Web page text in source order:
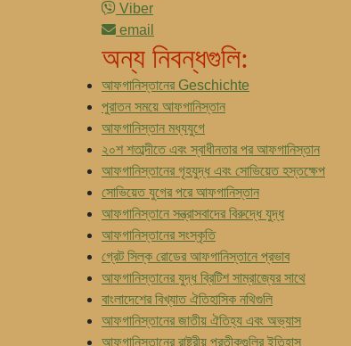
Viber
email
অন্য নিবন্ধগুলি:
আফগানিস্তানের Geschichte
পুরাতন সময়ে আফগানিস্তান
আফগানিস্তান মধ্যযুগে
২০শ শতাব্দীতে এবং স্বাধীনতার পর আফগানিস্তান
আফগানিস্তানের গৃহযুদ্ধ এবং সোভিয়েত হস্তক্ষেপ
সোভিয়েত যুগের পরে আফগানিস্তান
আফগানিস্তানে সন্ত্রাসবাদের বিরুদ্ধে যুদ্ধ
আফগানিস্তানের সংস্কৃতি
গ্রেট সিল্ক রোডের আফগানিস্তানে প্রভাব
আফগানিস্তানের যুদ্ধ ব্রিটিশ সাম্রাজ্যের সাথে
বাংলাদেশের বিখ্যাত ঐতিহাসিক নথিগুলি
আফগানিস্তানের জাতীয় ঐতিহ্য এবং অভ্যাস
আফগানিস্তানের রাষ্ট্রীয় প্রতীকগুলির ইতিহাস